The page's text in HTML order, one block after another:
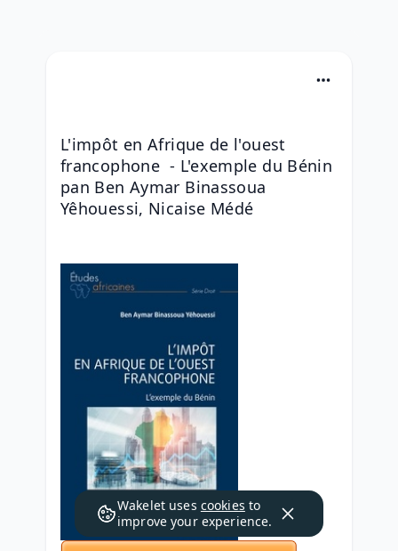
L'impôt en Afrique de l'ouest
francophone  - L'exemple du Bénin
pan Ben Aymar Binassoua
Yêhouessi, Nicaise Médé
Wakelet uses cookies to
improve your experience.